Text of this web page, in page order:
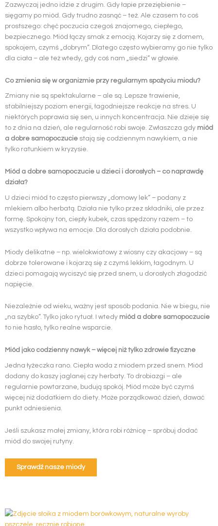
Zazwyczaj jedno idzie z drugim. Gdy łapie przeziębienie –
sięgamy po miód. Gdy trudno zasnąć – też. Ale czasem to coś
prostszego: chęć poczucia czegoś znajomego, ciepłego,
bezpiecznego. Miód łączy smak z emocją. Kojarzy się z domem,
spokojem, czymś „dobrym”. Dlatego często wybieramy go nie tylko
dla ciała – ale też wtedy, gdy coś nam „siedzi” w głowie.
Co zmienia się w organizmie przy regularnym spożyciu miodu?
Zmiany nie są spektakularne – ale są. Lepsze trawienie,
stabilniejszy poziom energii, łagodniejsze reakcje na stres. U
niektórych poprawia się sen, u innych koncentracja. Nie dzieje się
to z dnia na dzień, ale regularność robi swoje. Zwłaszcza gdy miód
a dobre samopoczucie stają się codziennym nawykiem, a nie
tylko ratunkiem w kryzysie.
Miód a dobre samopoczucie u dzieci i dorosłych – co naprawdę
działa?
U dzieci miód to często pierwszy „domowy lek” – podany z
mlekiem albo herbatą. Działa nie tylko przez składniki, ale przez
formę. Spokojny ton, ciepły kubek, czas spędzony razem – to
wszystko wpływa na emocje. Dla dorosłych działa podobnie.
Miody delikatne – np. wielokwiatowy z wiosny czy akacjowy – są
dobrze tolerowane i kojarzą się z czymś lekkim, łagodnym. U
dzieci pomagają wyciszyć się przed snem, u dorosłych złagodzić
napięcie.
Niezależnie od wieku, ważny jest sposób podania. Nie w biegu, nie
„na szybko”. Tylko jako rytuał. I wtedy miód a dobre samopoczucie
to nie hasło, tylko realne wsparcie.
Miód jako codzienny nawyk – więcej niż tylko zdrowie fizyczne
Jedna łyżeczka rano. Ciepła woda z miodem przed snem. Miód
dodany do kaszy jaglanej czy herbaty. To drobiazgi – ale
regularnie powtarzane, budują spokój. Miód może być czymś
więcej niż dodatkiem do diety. Może porządkować dzień, dawać
punkt odniesienia.
Jeśli szukasz małej zmiany, która robi różnicę – spróbuj dodać
miód do swojej rutyny.
Sprawdź nasze miody